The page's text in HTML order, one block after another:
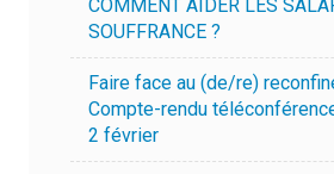
COMMENT AIDER LES
SOUFFRANCE ?
Faire face au (de/re)
Compte-rendu
2 février